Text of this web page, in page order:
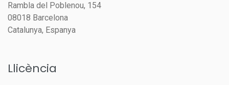
Rambla del Poblenou, 154
08018 Barcelona
Catalunya, Espanya
Llicència